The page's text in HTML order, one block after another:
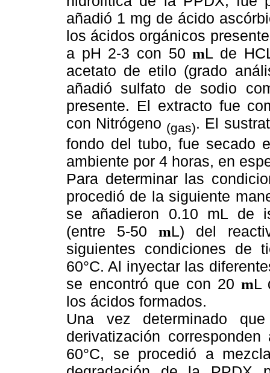
añadió 1 mg de ácido
los ácidos orgánicos
a pH 2-3 con 50mL de
acetato de etilo (grado
añadió sulfato de sodio
presente. El extracto fue
con Nitrógeno (gas). El
fondo del tubo, fue secado
ambiente por 4 horas, en
Para determinar las
procedió de la siguiente
se añadieron 0.10 mL de
(entre 5-50mL) del
siguientes condiciones de
60°C. Al inyectar las
se encontró que con 20 mL
los ácidos formados.
Una vez determinado
derivatización
60°C, se procedió a